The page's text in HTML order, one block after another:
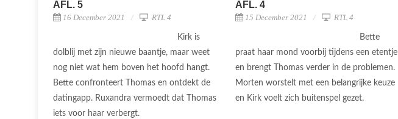
AFL. 5
16 December 2021 RTL 4
Kirk is
dolblij met zijn nieuwe baantje, maar weet
nog niet wat hem boven het hoofd hangt.
Bette confronteert Thomas en ontdekt de
datingapp. Ruxandra vermoedt dat Thomas
iets voor haar verbergt.
AFL. 4
15 December 2021 RTL 4
Bette
praat haar mond voorbij tijdens een etentje
en brengt Thomas verder in de problemen.
Morten worstelt met een belangrijke keuze
en Kirk voelt zich buitenspel gezet.